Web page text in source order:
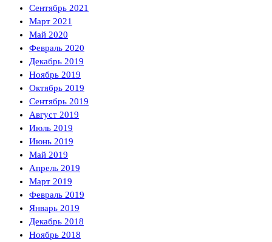
Сентябрь 2021
Март 2021
Май 2020
Февраль 2020
Декабрь 2019
Ноябрь 2019
Октябрь 2019
Сентябрь 2019
Август 2019
Июль 2019
Июнь 2019
Май 2019
Апрель 2019
Март 2019
Февраль 2019
Январь 2019
Декабрь 2018
Ноябрь 2018